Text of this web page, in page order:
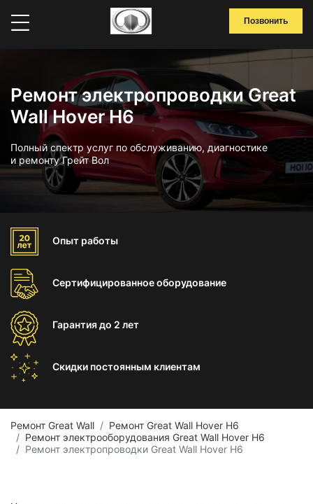
Позвонить
Ремонт электропроводки Great
Wall Hover H6
Полный спектр услуг по обслуживанию, диагностике
и ремонту Грейт Вол
Опыт работы
Сертифицированноеоборудование
Гарантиядо 2 лет
Скидки постоянным клиентам
Ремонт Great Wall
Ремонт Great Wall Hover H6
Ремонт электрооборудования Great Wall Hover H6
Ремонт электропроводки Great Wall Hover H6